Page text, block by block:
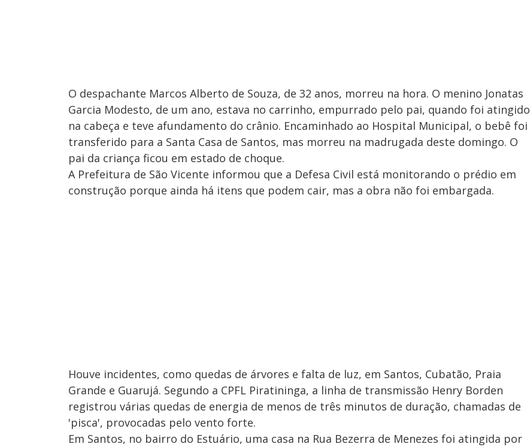
O despachante Marcos Alberto de Souza, de 32 anos, morreu na hora. O menino Jonatas
Garcia Modesto, de um ano, estava no carrinho, empurrado pelo pai, quando foi atingido
na cabeça e teve afundamento do crânio. Encaminhado ao Hospital Municipal, o bebê foi
transferido para a Santa Casa de Santos, mas morreu na madrugada deste domingo. O
pai da criança ficou em estado de choque.
A Prefeitura de São Vicente informou que a Defesa Civil está monitorando o prédio em
construção porque ainda há itens que podem cair, mas a obra não foi embargada.
Houve incidentes, como quedas de árvores e falta de luz, em Santos, Cubatão, Praia
Grande e Guarujá. Segundo a CPFL Piratininga, a linha de transmissão Henry Borden
registrou várias quedas de energia de menos de três minutos de duração, chamadas de
'pisca', provocadas pelo vento forte.
Em Santos, no bairro do Estuário, uma casa na Rua Bezerra de Menezes foi atingida por